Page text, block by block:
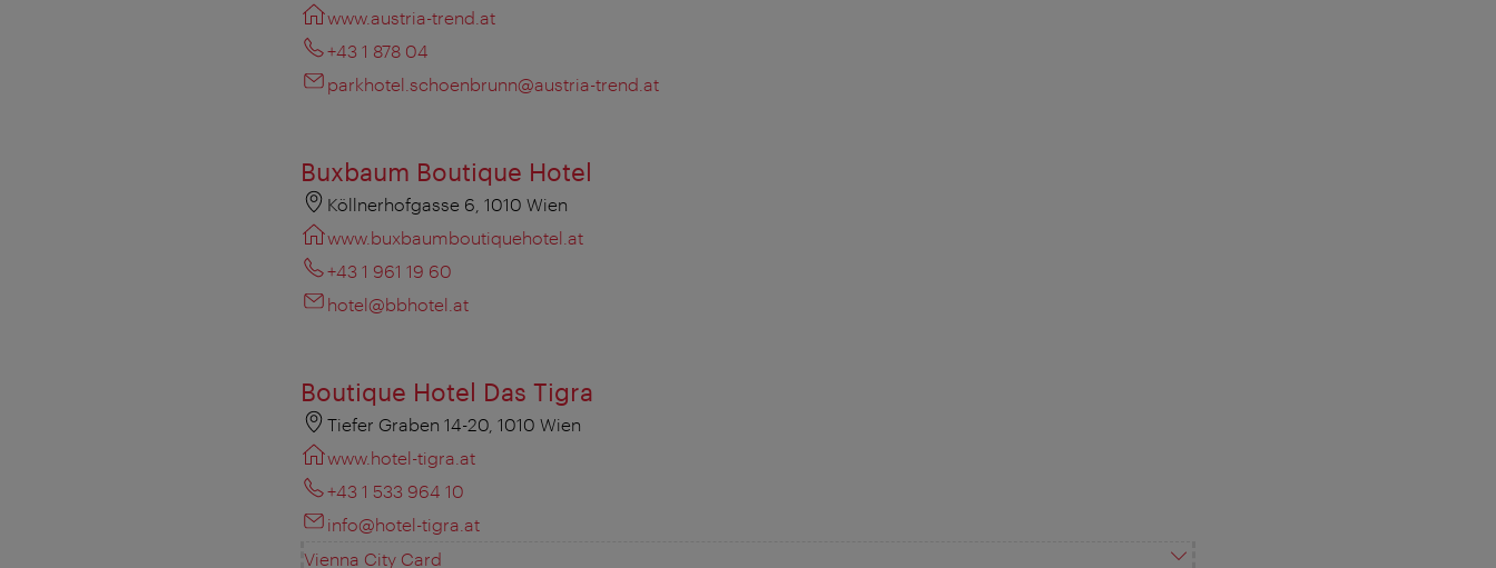
www.austria-trend.at
+43 1 878 04
parkhotel.schoenbrunn@austria-trend.at
Buxbaum Boutique Hotel
Köllnerhofgasse 6, 1010 Wien
www.buxbaumboutiquehotel.at
+43 1 961 19 60
hotel@bbhotel.at
Boutique Hotel Das Tigra
Tiefer Graben 14-20, 1010 Wien
www.hotel-tigra.at
+43 1 533 964 10
info@hotel-tigra.at
Vienna City Card